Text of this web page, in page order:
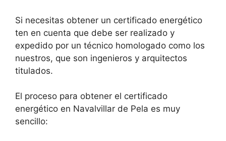
Si necesitas obtener un certificado energético
ten en cuenta que debe ser realizado y
expedido por un técnico homologado como los
nuestros, que son ingenieros y arquitectos
titulados.
El proceso para obtener el certificado
energético en Navalvillar de Pela es muy
sencillo: